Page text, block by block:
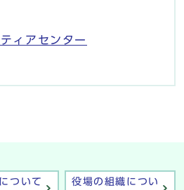
ィアセンター
ついて
役場の組織につい